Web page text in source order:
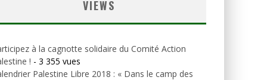
VIEWS
à la cagnotte solidaire du Comité Action
! - 3 355 vues
Palestine Libre 2018 : « Dans le camp des